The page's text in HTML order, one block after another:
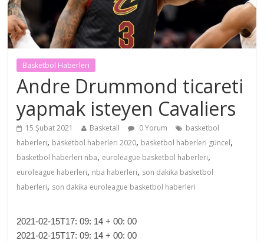
Basketbol Haberleri
Andre Drummond ticareti
yapmak isteyen Cavaliers
15 Şubat 2021 Basketall 0 Yorum
basketbol
haberleri, basketbol haberleri 2020, basketbol haberleri güncel,
basketbol haberleri nba, euroleague basketbol haberleri,
euroleague haberleri, nba haberleri, son dakika basketbol
haberleri, son dakika euroleague basketbol haberleri
2021-02-15T17: 09: 14 + 00: 00
2021-02-15T17: 09: 14 + 00: 00